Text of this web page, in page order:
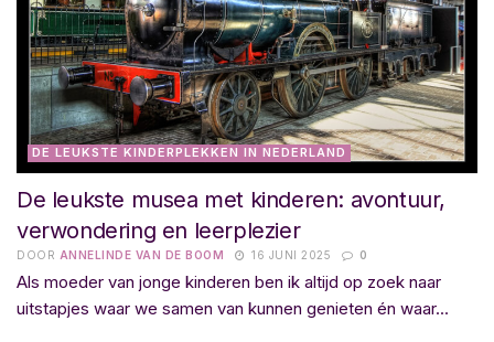
DE LEUKSTE KINDERPLEKKEN IN NEDERLAND
De leukste musea met kinderen: avontuur,
verwondering en leerplezier
DOOR ANNELINDE VAN DE BOOM 16 JUNI 2025 0
Als moeder van jonge kinderen ben ik altijd op zoek naar
uitstapjes waar we samen van kunnen genieten én waar...